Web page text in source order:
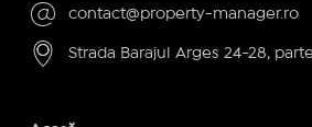
contact@property-manager.ro
Strada Barajul Arges 24-28,